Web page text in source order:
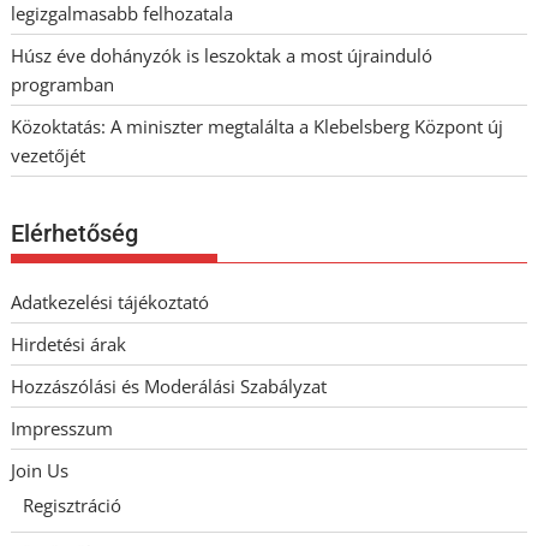
legizgalmasabb felhozatala
Húsz éve dohányzók is leszoktak a most újrainduló
programban
Közoktatás: A miniszter megtalálta a Klebelsberg Központ új
vezetőjét
Elérhetőség
Adatkezelési tájékoztató
Hirdetési árak
Hozzászólási és Moderálási Szabályzat
Impresszum
Join Us
Regisztráció